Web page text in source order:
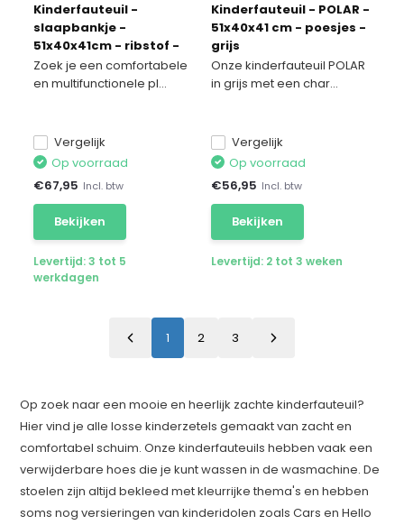
Kinderfauteuil -
slaapbankje -
51x40x41cm - ribstof -
lichtgrijs
Zoek je een comfortabele
en multifunctionele pl...
Vergelijk
Op voorraad
€67,95 Incl. btw
Bekijken
Levertijd: 3 tot 5
werkdagen
Kinderfauteuil - POLAR -
51x40x41 cm - poesjes -
grijs
Onze kinderfauteuil POLAR
in grijs met een char...
Vergelijk
Op voorraad
€56,95 Incl. btw
Bekijken
Levertijd: 2 tot 3 weken
1 2 3
Op zoek naar een mooie en heerlijk zachte kinderfauteuil?
Hier vind je alle losse kinderzetels gemaakt van zacht en
comfortabel schuim. Onze kinderfauteuils hebben vaak een
verwijderbare hoes die je kunt wassen in de wasmachine. De
stoelen zijn altijd bekleed met kleurrijke thema's en hebben
soms nog versieringen van kinderidolen zoals Cars en Hello